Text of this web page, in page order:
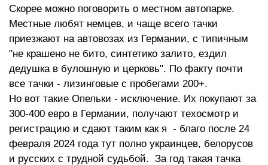
Скорее можно поговорить о местном автопарке.
Местные любят немцев, и чаще всего тачки
приезжают на автовозах из Германии, с типичным
"не крашено не бито, синтетико залито, ездил
дедушка в булошную и церковь". По факту почти
все тачки - лизинговые с пробегами 200+.
Но вот такие Опельки - исключение. Их покупают за
300-400 евро в Германии, получают техосмотр и
регистрацию и сдают таким как я - благо после 24
февраля 2024 года тут полно украинцев, белорусов
и русских с трудной судьбой. За год такая тачка